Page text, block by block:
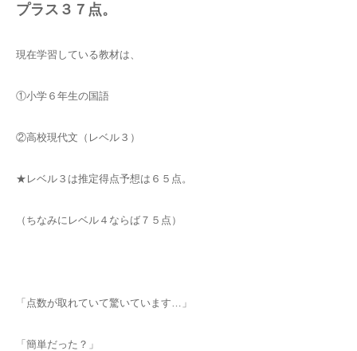
プラス３７点。
現在学習している教材は、
①小学６年生の国語
②高校現代文（レベル３）
★レベル３は推定得点予想は６５点。
（ちなみにレベル４ならば７５点）
「点数が取れていて驚いています…」
「簡単だった？」